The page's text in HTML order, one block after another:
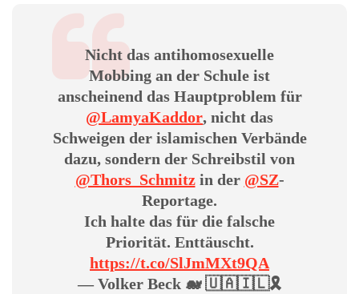
Nicht das antihomosexuelle
Mobbing an der Schule ist
anscheinend das Hauptproblem für
@LamyaKaddor, nicht das
Schweigen der islamischen Verbände
dazu, sondern der Schreibstil von
@Thors_Schmitzin der @SZ-
Reportage.
Ich halte das für die falsche
Priorität. Enttäuscht.
https://t.co/SlJmMXt9QA
— Volker Beck 🐋 🇺🇦🇮🇱🎗️